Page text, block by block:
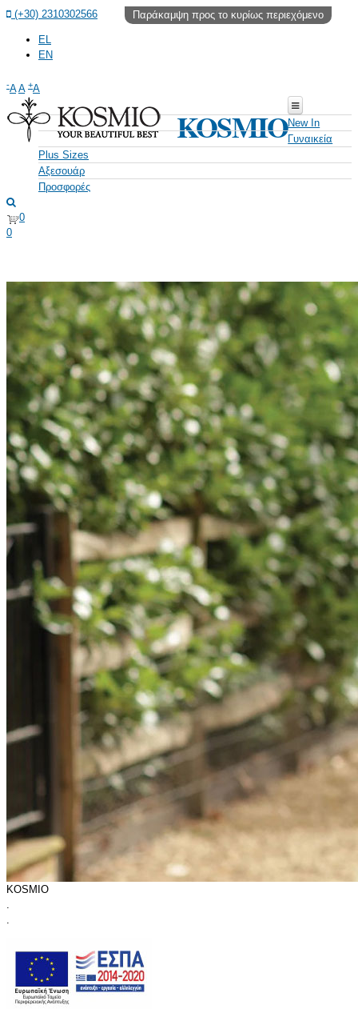
Παράκαμψη προς το κυρίως περιεχόμενο
(+30) 2310302566
EL
EN
-A A +A
KOSMIONew In
Γυναικεία
ΡΟΎΧΑ
Σετ
Πλεκτά
Φούστες
ΠΑΝΤΕΛΌΝΙΑ
Jeans
Κολάν
Σορτς - Βερμούδες
Παντελόνια
ΠΑΝΩΦΌΡΙΑ
Μπουφάν/Παλτό
Σακάκια
Ζακέτες
Αμάνικα
ΦΟΎΤΕΡ
Σετ Φόρμες
Φορέματα
Μπλούζες
Παντελόνια
Plus Sizes
Αξεσουάρ
Ζώνες
Προσφορές
0
0
KOSMIO
.
.